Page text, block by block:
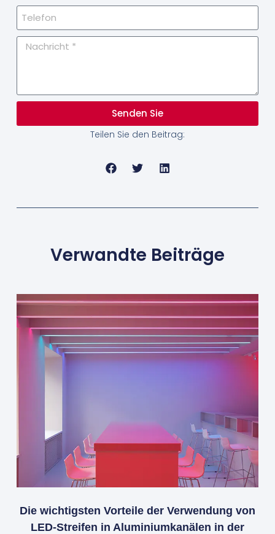
Senden Sie
Teilen Sie den Beitrag:
Verwandte Beiträge
Die wichtigsten Vorteile der Verwendung von
LED-Streifen in Aluminiumkanälen in der